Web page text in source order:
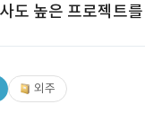
도 높은 프로젝트
외주